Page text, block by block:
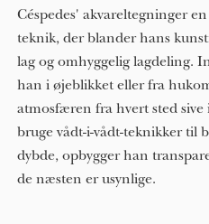
Céspedes' akvareltegninger
teknik, der blander hans
lag og omhyggelig lagdeling.
han i øjeblikket eller fra
atmosfæren fra hvert sted
bruge vådt-i-vådt-teknikker til
dybde, opbygger han
de næsten er usynlige.